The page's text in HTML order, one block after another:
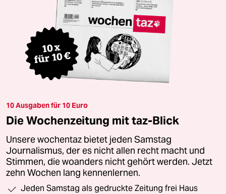
10 Ausgaben für 10 Euro
Die Wochenzeitung mit taz-Blick
Unsere wochentaz bietet jeden Samstag
Journalismus, der es nicht allen recht macht und
Stimmen, die woanders nicht gehört werden. Jetzt
zehn Wochen lang kennenlernen.
Jeden Samstag als gedruckte Zeitung frei Haus